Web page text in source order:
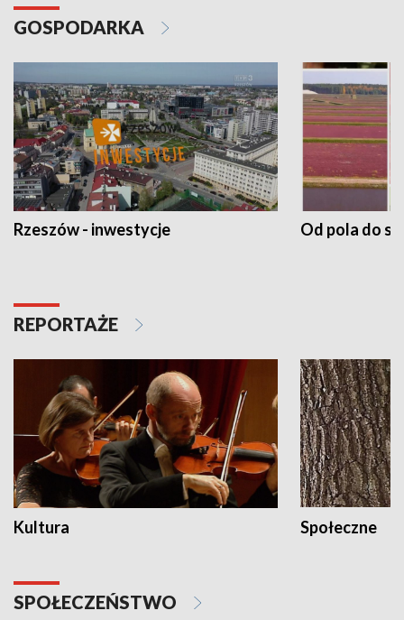
GOSPODARKA
Rzeszów - inwestycje Od pola do
REPORTAŻE
Kultura Społeczne
SPOŁECZEŃSTWO